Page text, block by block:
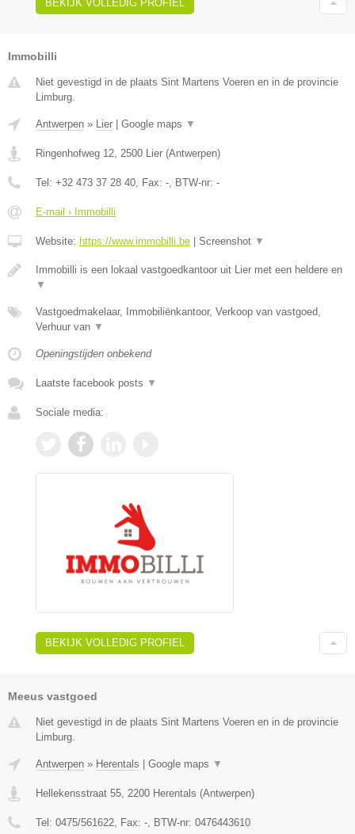
BEKIJK VOLLEDIG PROFIEL
Immobilli
Niet gevestigd in de plaats Sint Martens Voeren en in de provincie
Limburg.
Antwerpen » Lier Google maps ▼
Ringenhofweg 12, 2500 Lier (Antwerpen)
Tel: +32 473 37 28 40, Fax: -, BTW-nr: -
E-mail › Immobilli
Website: https://www.immobilli.be Screenshot ▼
Immobilli is een lokaal vastgoedkantoor uit Lier met een heldere en
▼
Vastgoedmakelaar, Immobiliënkantoor, Verkoop van vastgoed,
Verhuur van ▼
Openingstijden onbekend
Laatste facebook posts ▼
Sociale media:
BEKIJK VOLLEDIG PROFIEL
Meeus vastgoed
Niet gevestigd in de plaats Sint Martens Voeren en in de provincie
Limburg.
Antwerpen » Herentals Google maps ▼
Hellekensstraat 55, 2200 Herentals (Antwerpen)
Tel: 0475/561622, Fax: -, BTW-nr: 0476443610